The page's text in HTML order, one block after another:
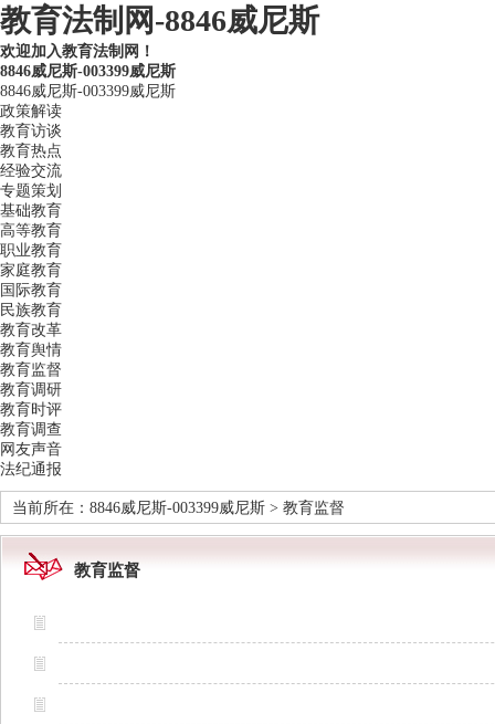
教育法制网-8846威尼斯
欢迎加入教育法制网！
8846威尼斯-003399威尼斯
8846威尼斯-003399威尼斯
政策解读
教育访谈
教育热点
经验交流
专题策划
基础教育
高等教育
职业教育
家庭教育
国际教育
民族教育
教育改革
教育舆情
教育监督
教育调研
教育时评
教育调查
网友声音
法纪通报
当前所在： 8846威尼斯-003399威尼斯 > 教育监督
教育监督